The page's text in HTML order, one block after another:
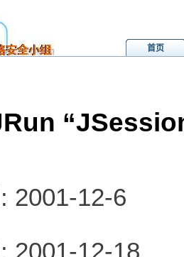
首页
2001-12-6
2001-12-18